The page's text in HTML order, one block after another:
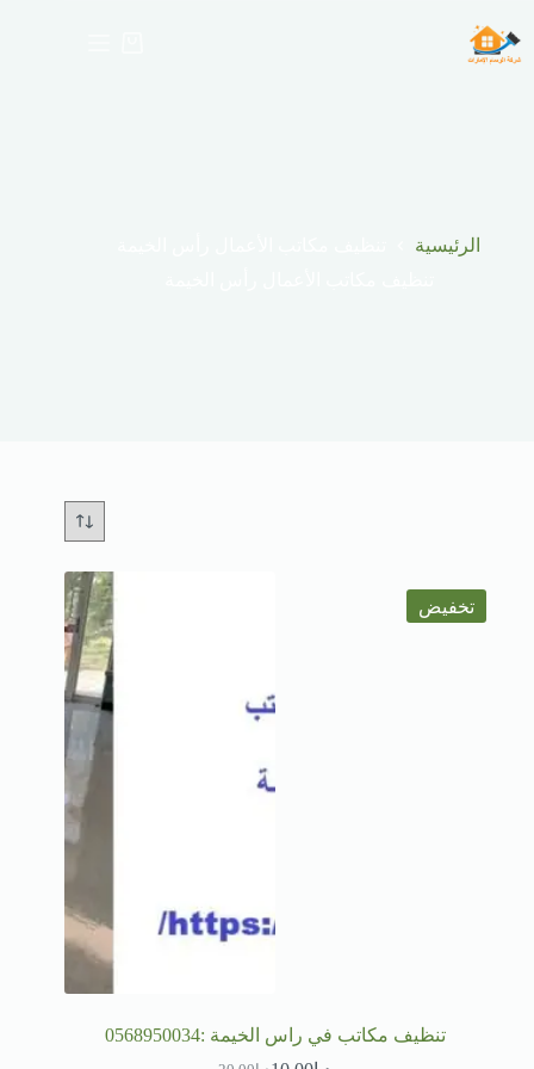
إلى
المحتوى
الرئيسية
تخفيض
تنظيف مكاتب في راس الخيمة :0568950034